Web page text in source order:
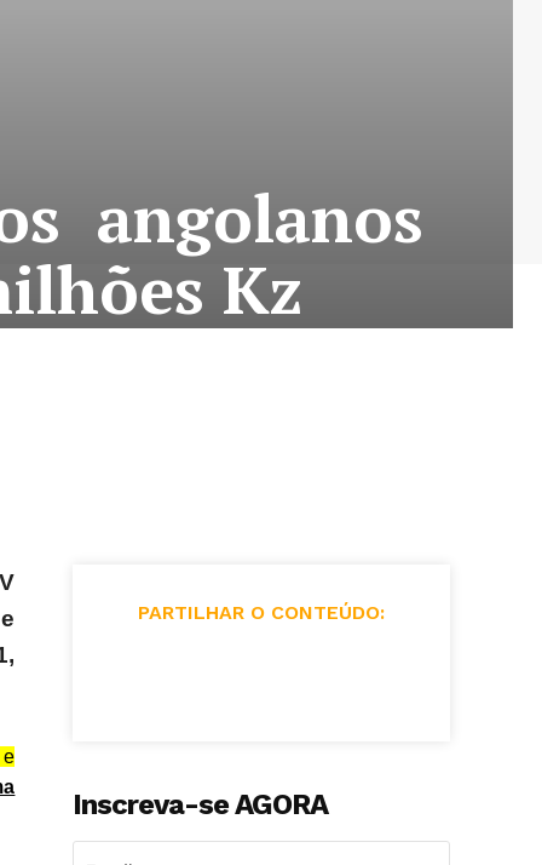
angolanos
Kz
e
PARTILHAR O CONTEÚDO:
Inscreva-se AGORA